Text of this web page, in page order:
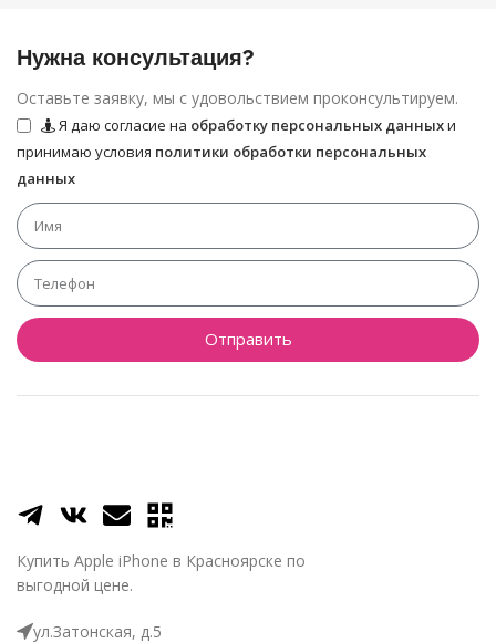
Нужна консультация?
Оставьте заявку, мы с удовольствием проконсультируем.
Я даю согласие на обработку персональных данныхи
принимаю условия политики обработки персональных
данных
Отправить
Купить Apple iPhone в Красноярске по
выгодной цене.
ул.Затонская, д.5